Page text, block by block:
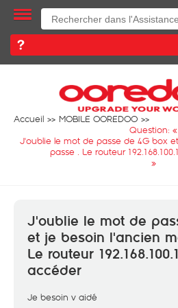
Accueil
MOBILE OOREDOO
Question: «
J'oublie le mot de passe de 4G box
passe . Le routeur
»
J'oublie le mot de
et je besoin l'ancien
Le routeur
accéder
Je besoin v aidé